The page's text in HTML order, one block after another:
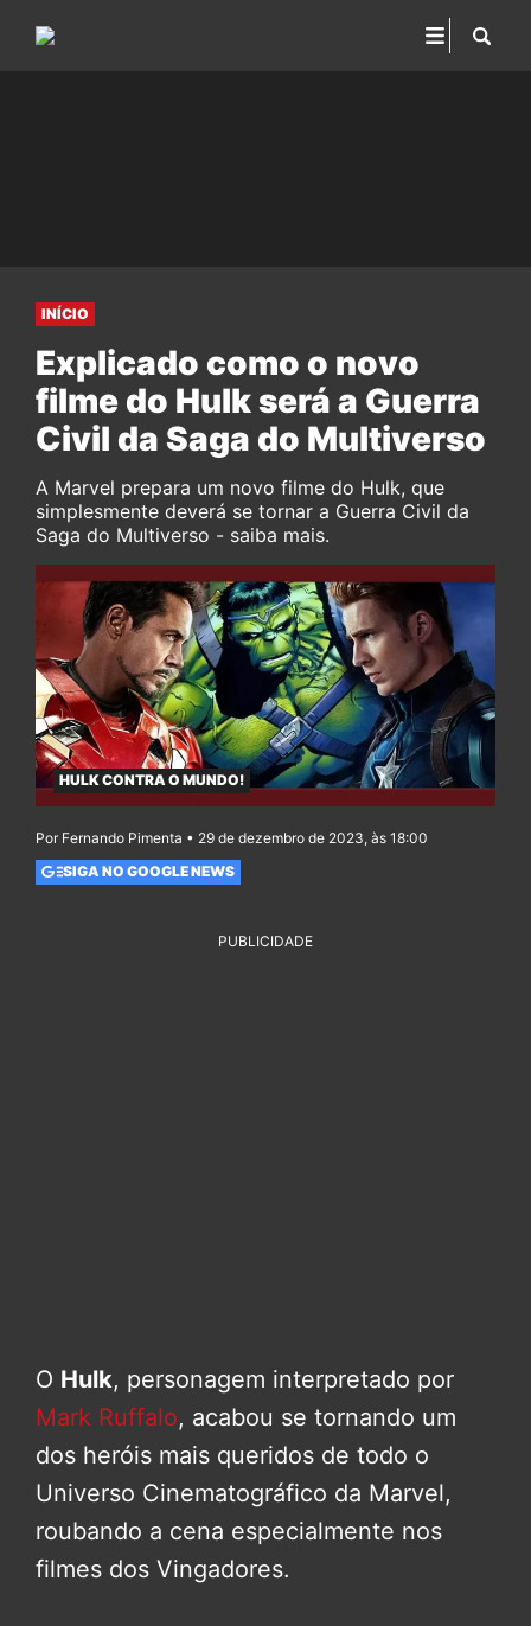
INÍCIO
Explicado como o novo
filme do Hulk será a Guerra
Civil da Saga do Multiverso
A Marvel prepara um novo filme do Hulk, que
simplesmente deverá se tornar a Guerra Civil da
Saga do Multiverso - saiba mais.
HULK CONTRA O MUNDO!
Por Fernando Pimenta • 29 de dezembro de 2023, às 18:00
SIGA NO GOOGLE NEWS
PUBLICIDADE
O Hulk, personagem interpretado por
Mark Ruffalo, acabou se tornando um
dos heróis mais queridos de todo o
Universo Cinematográfico da Marvel,
roubando a cena especialmente nos
filmes dos Vingadores.